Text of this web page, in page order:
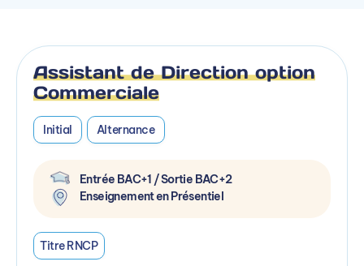
Assistant de Direction option
Commerciale
Initial Alternance
Entrée BAC+1 / Sortie BAC+2
Enseignement en Présentiel
Titre RNCP